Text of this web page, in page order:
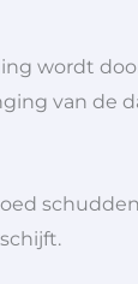
wordt
van de